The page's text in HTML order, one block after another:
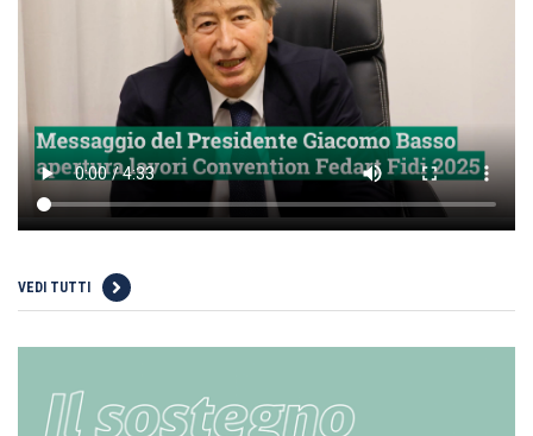
VEDI TUTTI